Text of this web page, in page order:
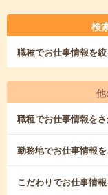
検
職種でお仕事情報を
職種でお仕事情報を
勤務地でお仕事情報
こだわりでお仕事情